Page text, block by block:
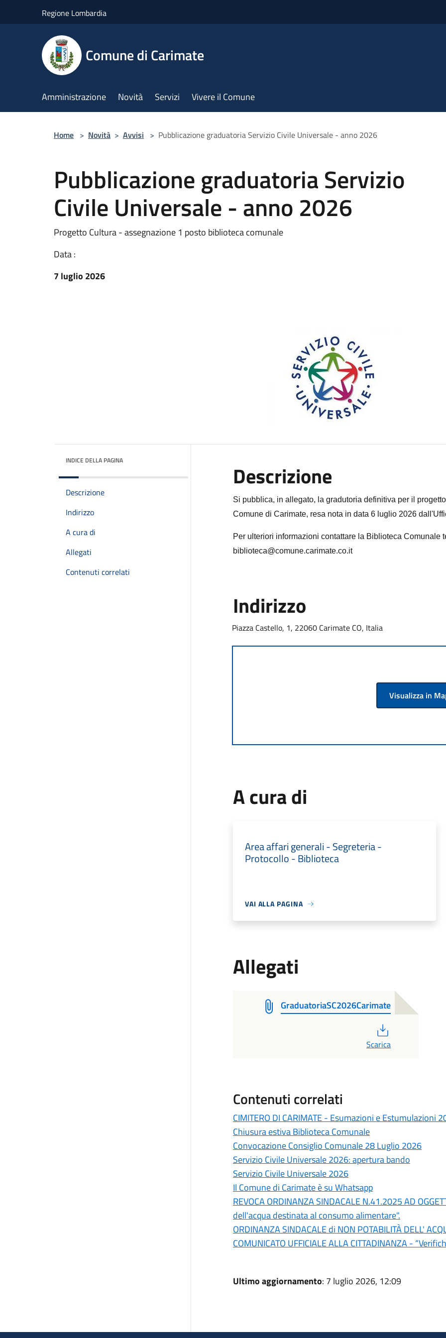
Regione Lombardia
Comune di Carimate
Amministrazione Novità Servizi Vivere il Comune
Home > Novità > Avvisi > Pubblicazione graduatoria Servizio Civile Universale - anno 2026
Pubblicazione graduatoria Servizio
Civile Universale - anno 2026
Progetto Cultura - assegnazione 1 posto biblioteca comunale
Data :
7 luglio 2026
INDICE DELLA PAGINA
Descrizione
Indirizzo
A cura di
Allegati
Contenuti correlati
Descrizione
Si pubblica, in allegato, la gradutoria definitiva per il
Comune di Carimate, resa nota in data 6 luglio 2026
Per ulteriori informazioni contattare la Biblioteca Comunale
biblioteca@comune.carimate.co.it
Indirizzo
Piazza Castello, 1, 22060 Carimate CO, Italia
Visualizza in
A cura di
Area affari generali - Segreteria -
Protocollo - Biblioteca
VAI ALLA PAGINA
Allegati
GraduatoriaSC2026Carimate
Scarica
Contenuti correlati
CIMITERO DI CARIMATE - Esumazioni e Estumulazioni
Chiusura estiva Biblioteca Comunale
Convocazione Consiglio Comunale 28 Luglio 2026
Servizio Civile Universale 2026: apertura bando
Servizio Civile Universale 2026
Il Comune di Carimate è su Whatsapp
REVOCA ORDINANZA SINDACALE N.41.2025 AD
dell'acqua destinata al consumo alimentare".
ORDINANZA SINDACALE di NON POTABILITÀ DELL'
COMUNICATO UFFICIALE ALLA CITTADINANZA -
Ultimo aggiornamento: 7 luglio 2026, 12:09